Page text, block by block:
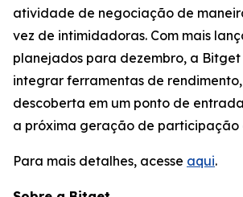
atividade de negociação de
vez de intimidadoras. Com mais
planejados para dezembro, a
integrar ferramentas de
descoberta em um ponto de
a próxima geração de participação
Para mais detalhes, acesse aqui.